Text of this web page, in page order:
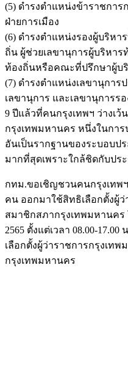
(5) ดำรงตำแหน่งข้าราชการ
ฝ่ายการเมือง
(6) ดำรงตำแหน่งรองผู้บริหา
ถิ่น ผู้ช่วยเลขานุการผู้บริหา
ท้องถิ่นหรือคณะที่ปรึกษาผู้บ
(7) ดำรงตำแหน่งเลขานุกา
เลขานุการ และเลขานุการร
9 ปีแล้วที่คนกรุงเทพฯ ว่างเว้
กรุงเทพมหานคร หนึ่งในกา
อันเป็นรากฐานของระบอบป
มากที่สุดเพราะใกล้ชิดกับปร
กทม.ขอเชิญชวนคนกรุงเทพฯ
คน ออกมาใช้สิทธิเลือกตั้งผู้
สมาชิกสภากรุงเทพมหานค
2565 ตั้งแต่เวลา 08.00-
เลือกตั้งผู้ว่าราชการกรุงเท
กรุงเทพมหานคร